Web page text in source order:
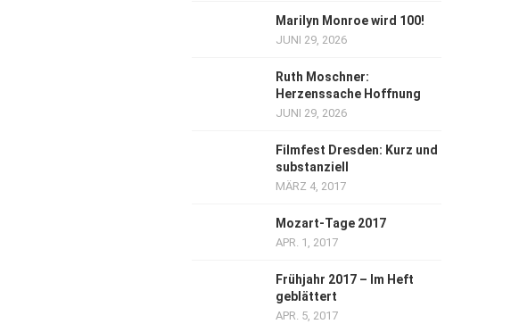
Marilyn Monroe wird 100!
JUNI 29, 2026
Ruth Moschner:
Herzenssache Hoffnung
JUNI 29, 2026
Filmfest Dresden: Kurz und
substanziell
MÄRZ 4, 2017
Mozart-Tage 2017
APR. 1, 2017
Frühjahr 2017 – Im Heft
geblättert
APR. 5, 2017